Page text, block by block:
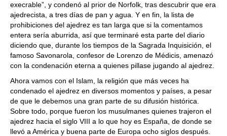
execrable”, y condenó al prior de Norfolk, tras descubrir que era
ajedrecista, a tres días de pan y agua. Y en fin, la lista de
prohibiciones del ajedrez es tan larga que si la comentamos
entera sería aburrida, así que terminaré esta parte del diario
diciendo que, durante los tiempos de la Sagrada Inquisición, el
famoso Savonarola, confesor de Lorenzo de Médicis, amenazó
con la condenación eterna a quienes pillase jugando al ajedrez.
Ahora vamos con el Islam, la religión que más veces ha
condenado el ajedrez en diversos momentos y países, a pesar
de que le debemos una gran parte de su difusión histórica.
Sobre todo, porque fueron los musulmanes quienes trajeron el
ajedrez hacia el siglo VIII a lo que hoy es España, de donde se
llevó a América y buena parte de Europa ocho siglos después.